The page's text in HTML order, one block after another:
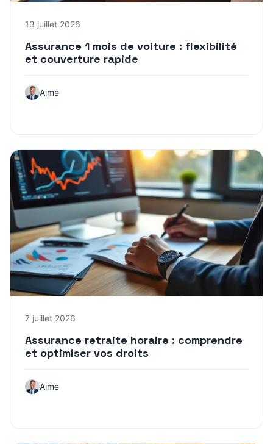
13 juillet 2026
Assurance 1 mois de voiture : flexibilité
et couverture rapide
Aime
7 juillet 2026
Assurance retraite horaire : comprendre
et optimiser vos droits
Aime